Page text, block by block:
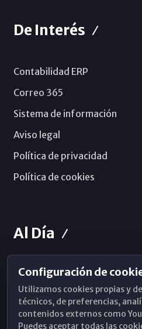
De Interés
Contabilidad ERP
Correo 365
Sistema de información
Aviso legal
Política de privacidad
Política de cookies
Al Día
Horarios de Misa
Hemeroteca
WhatsApp
Configuración de
Utilizamos cookies propias y
técnicos, de preferencias,
contenidos externos como
Puedes aceptar todas las